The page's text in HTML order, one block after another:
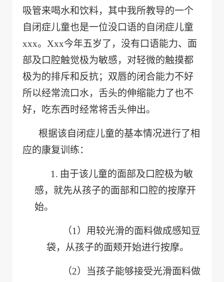
吸管来喝水和饮料，其中我所教导的一个
自闭症儿童也是一位没口语的自闭症儿童
xxx。Xxx今年五岁了，没有口语能力、面
部及口腔触觉极为敏感，对轻微的触摸都
极为的排斥和反抗；双唇的闭合能力不好
所以经常流口水，舌头的伸缩能力了也不
好，吃东西时经常将舌头伸出。
根据该自闭症儿童的基本情况进行了相
应的康复训练：
1. 由于该儿童的面部及口腔极为敏
感，就先从孩子的面部和口腔的按摩开
始。
（1） 用较光滑的面料做成感知豆
袋，从孩子的面颊开始进行按摩。
（2） 当孩子能够接受光滑面料做